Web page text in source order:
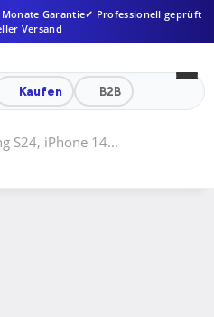
Garantie✓ Professionell geprüft
Versand
Kaufen B2B